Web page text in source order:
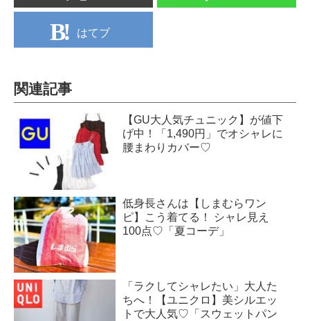
はてブ
関連記事
【GU大人気チュニック】が値下
げ中！「1,490円」でオシャレに
腰まわりカバー♡
低身長さんは【しまむらワン
ピ】こう着てる！ シャレ見え
100点♡「夏コーデ」
「ラクしてシャレたい」大人た
ちへ！【ユニクロ】美シルエッ
トで大人気♡「スウェットパン